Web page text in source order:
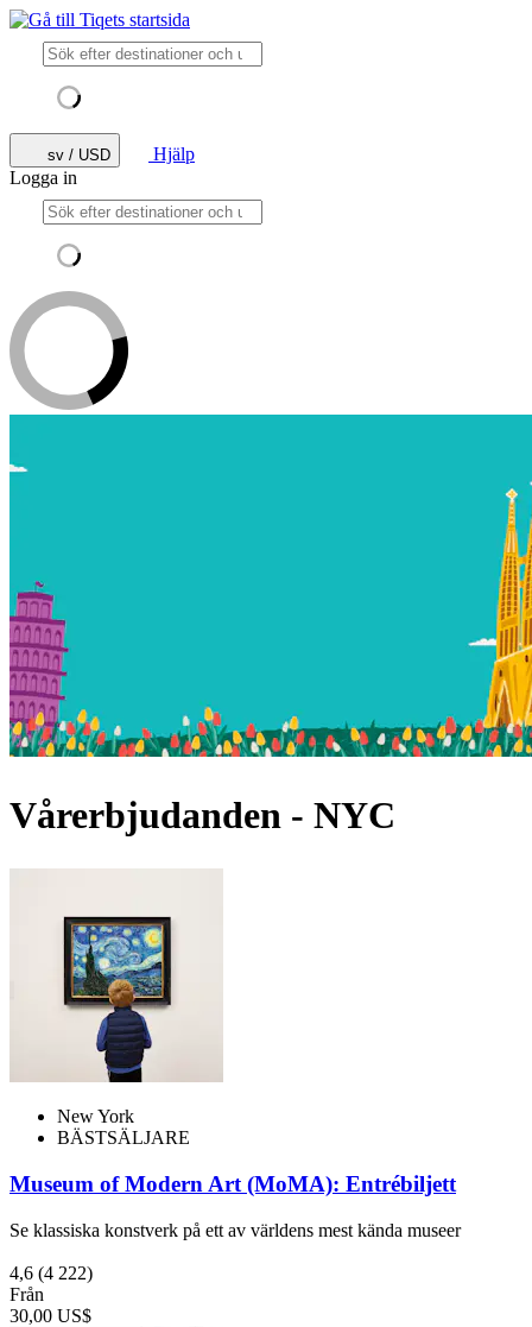
sv / USD
Hjälp
Logga in
Vårerbjudanden - NYC
New York
BÄSTSÄLJARE
Museum of Modern Art (MoMA): Entrébiljett
Se klassiska konstverk på ett av världens mest kända museer
4,6 (4 222)
Från
30,00 US$